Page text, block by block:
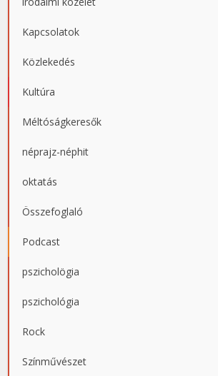
Kapcsolatok
Közlekedés
Kultúra
Méltóságkeresők
néprajz-néphit
oktatás
Összefoglaló
Podcast
pszicholögia
pszichológia
Rock
Színművészet